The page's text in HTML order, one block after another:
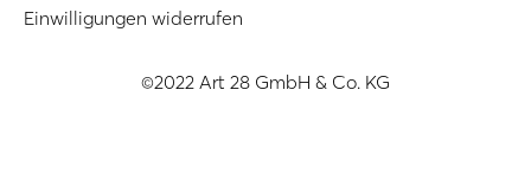
Einwilligungen widerrufen
©2022 Art 28 GmbH & Co. KG